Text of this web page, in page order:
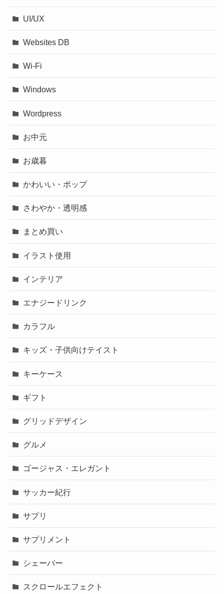
UI/UX
Websites DB
Wi-Fi
Windows
Wordpress
お中元
お歳暮
かわいい・ポップ
さわやか・透明感
まとめ買い
イラスト使用
インテリア
エナジードリンク
カラフル
キッズ・子供向けテイスト
キーケース
ギフト
グリッドデザイン
グルメ
ゴージャス・エレガント
サッカー紀行
サプリ
サプリメント
シェーバー
スクロールエフェクト